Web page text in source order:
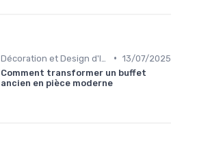
• 13/07/2025
Comment transformer un buffet
ancien en pièce moderne